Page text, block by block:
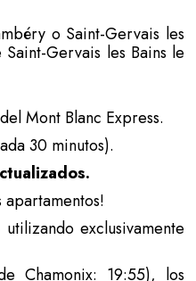
o Saint-Gervais les
Gervais les Bains le
Mont Blanc Express.
30 minutos).
exclusivamente
Chamonix: 19:55), los